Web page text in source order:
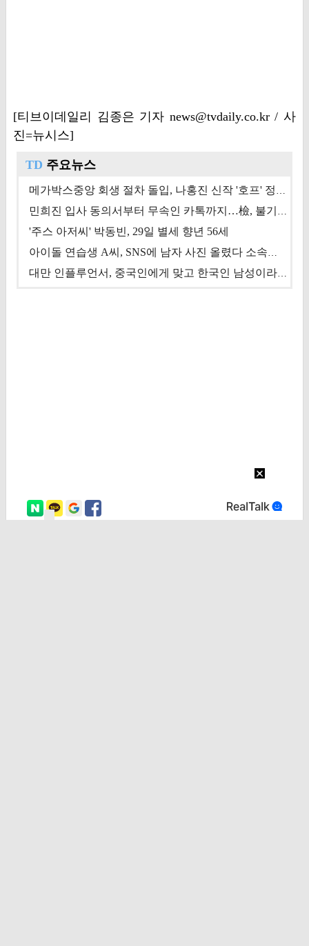
[티브이데일리 김종은 기자 news@tvdaily.co.kr / 사
진=뉴시스]
TD 주요뉴스
메가박스중앙 회생 절차 돌입, 나홍진 신작 '호프' 정상 개봉에 쏠린 시선 [상반기 결산 기획]
민희진 입사 동의서부터 무속인 카톡까지…檢, 불기소 처분 근거들 [이슈&톡]
'주스 아저씨' 박동빈, 29일 별세 향년 56세
아이돌 연습생 A씨, SNS에 남자 사진 올렸다 소속사 퇴출
대만 인플루언서, 중국인에게 맞고 한국인 남성이라 진술 '후폭풍'